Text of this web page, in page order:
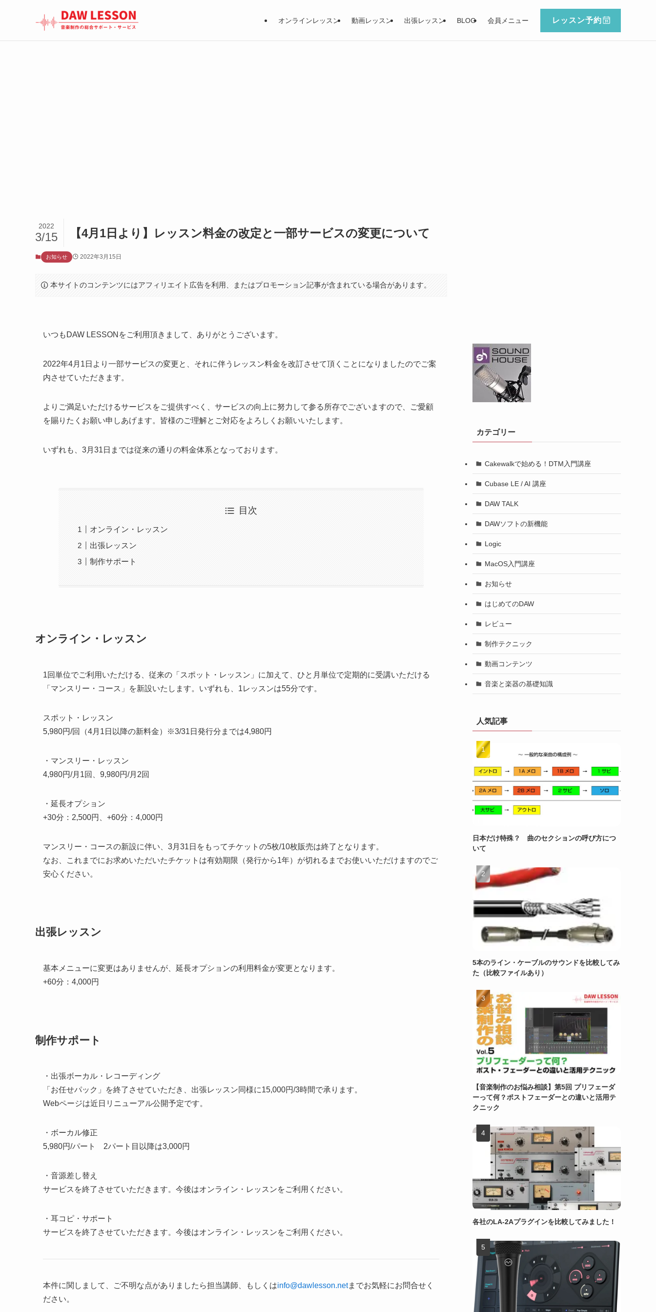
オンラインレッスン 動画レッスン 出張レッスン BLOG 会員メニュー レッスン予約
【4月1日より】レッスン料金の改定と一部サービスの変更について
2022
3/15
お知らせ 2022年3月15日
本サイトのコンテンツにはアフィリエイト広告を利用、またはプロモーション記事が含まれている場合があります。
いつもDAW LESSONをご利用頂きまして、ありがとうございます。
2022年4月1日より一部サービスの変更と、それに伴うレッスン料金を改訂させて頂くことになりましたのでご案
内させていただきます。
よりご満足いただけるサービスをご提供すべく、サービスの向上に努力して参る所存でございますので、ご愛顧
を賜りたくお願い申しあげます。皆様のご理解とご対応をよろしくお願いいたします。
いずれも、3月31日までは従来の通りの料金体系となっております。
目次
オンライン・レッスン
出張レッスン
制作サポート
オンライン・レッスン
1回単位でご利用いただける、従来の「スポット・レッスン」に加えて、ひと月単位で定期的に受講いただける
「マンスリー・コース」を新設いたします。いずれも、1レッスンは55分です。
スポット・レッスン
5,980円/回（4月1日以降の新料金）※3/31日発行分までは4,980円
・マンスリー・レッスン
4,980円/月1回、9,980円/月2回
・延長オプション
+30分：2,500円、+60分：4,000円
マンスリー・コースの新設に伴い、3月31日をもってチケットの5枚/10枚販売は終了となります。
なお、これまでにお求めいただいたチケットは有効期限（発行から1年）が切れるまでお使いいただけますのでご
安心ください。
出張レッスン
基本メニューに変更はありませんが、延長オプションの利用料金が変更となります。
+60分：4,000円
制作サポート
・出張ボーカル・レコーディング
「お任せパック」を終了させていただき、出張レッスン同様に15,000円/3時間で承ります。
Webページは近日リニューアル公開予定です。
・ボーカル修正
5,980円/パート 2パート目以降は3,000円
・音源差し替え
サービスを終了させていただきます。今後はオンライン・レッスンをご利用ください。
・耳コピ・サポート
サービスを終了させていただきます。今後はオンライン・レッスンをご利用ください。
本件に関しまして、ご不明な点がありましたら担当講師、もしくはinfo@dawlesson.netまでお気軽にお問合せく
ださい。
カテゴリー
Cakewalkで始める！DTM入門講座
Cubase LE / AI 講座
DAW TALK
DAWソフトの新機能
Logic
MacOS入門講座
お知らせ
はじめてのDAW
レビュー
制作テクニック
動画コンテンツ
音楽と楽器の基礎知識
人気記事
日本だけ特殊？ 曲のセクションの呼び方につ
いて
5本のライン・ケーブルのサウンドを比較してみ
た（比較ファイルあり）
【音楽制作のお悩み相談】第5回 プリフェーダ
ーって何？ポストフェーダーとの違いと活用テ
クニック
各社のLA-2Aプラグインを比較してみました！